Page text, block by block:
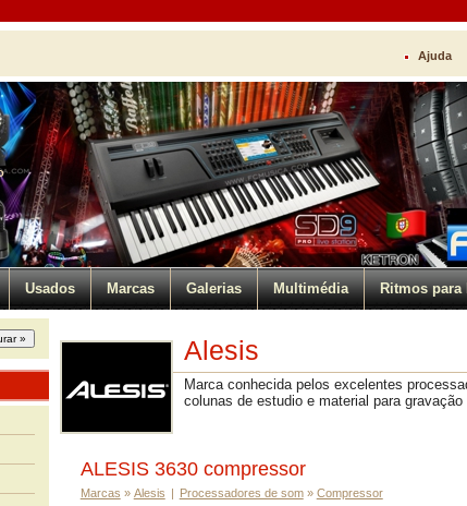
Ajuda
Usados Marcas Galerias Multimédia Ritmos para
Alesis
Marca conhecida pelos excelentes
colunas de estudio e material para gravação
ALESIS 3630 compressor
Marcas » Alesis | Processadores de som» Compressor